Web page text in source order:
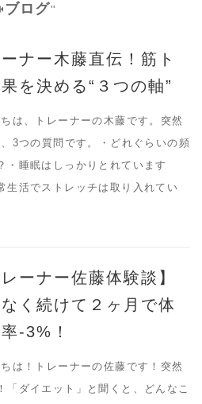
ブログ''
ーナー木藤直伝！筋ト
を決める“３つの軸”
は、トレーナーの木藤です。突然
3つの質問です。・どれぐらいの頻
・睡眠はしっかりとれています
生活でストレッチは取り入れてい
レーナー佐藤体験談】
く続けて２ヶ月で体
-3%！
は！トレーナーの佐藤です！突然
「ダイエット」と聞くと、どんなこ